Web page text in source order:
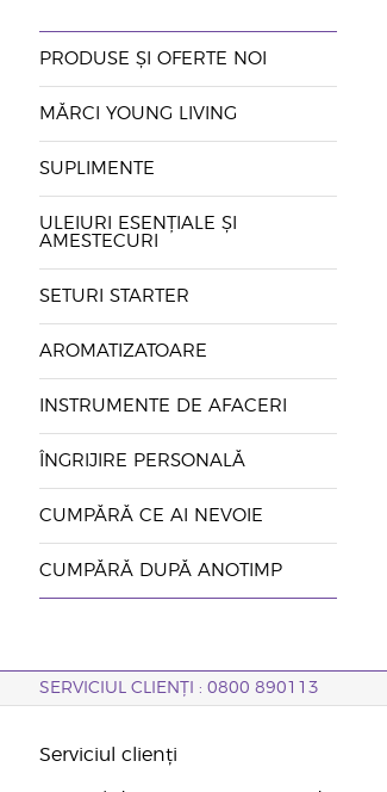
PRODUSE ȘI OFERTE NOI
MĂRCI YOUNG LIVING
SUPLIMENTE
ULEIURI ESENȚIALE ȘI
AMESTECURI
SETURI STARTER
AROMATIZATOARE
INSTRUMENTE DE AFACERI
ÎNGRIJIRE PERSONALĂ
CUMPĂRĂ CE AI NEVOIE
CUMPĂRĂ DUPĂ ANOTIMP
SERVICIUL CLIENȚI : 0800 890113
Serviciul clienți